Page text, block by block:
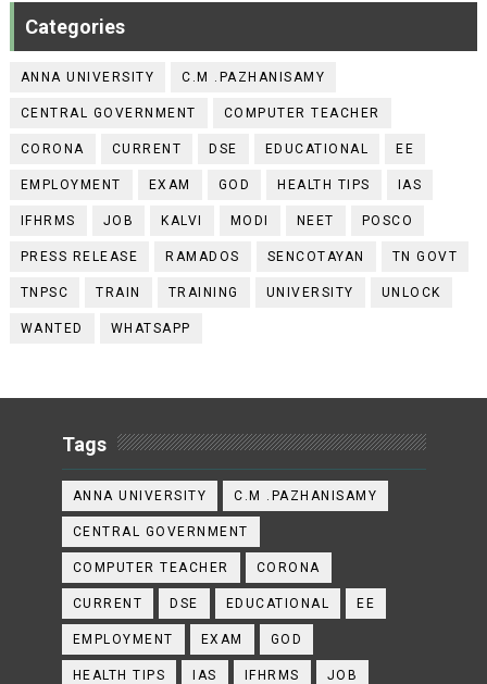
Categories
ANNA UNIVERSITY C.M .PAZHANISAMY
CENTRAL GOVERNMENT COMPUTER TEACHER
CORONA CURRENT DSE EDUCATIONAL EE
EMPLOYMENT EXAM GOD HEALTH TIPS IAS
IFHRMS JOB KALVI MODI NEET POSCO
PRESS RELEASE RAMADOS SENCOTAYAN TN GOVT
TNPSC TRAIN TRAINING UNIVERSITY UNLOCK
WANTED WHATSAPP
Tags
ANNA UNIVERSITY C.M .PAZHANISAMY
CENTRAL GOVERNMENT
COMPUTER TEACHER CORONA
CURRENT DSE EDUCATIONAL EE
EMPLOYMENT EXAM GOD
HEALTH TIPS IAS IFHRMS JOB